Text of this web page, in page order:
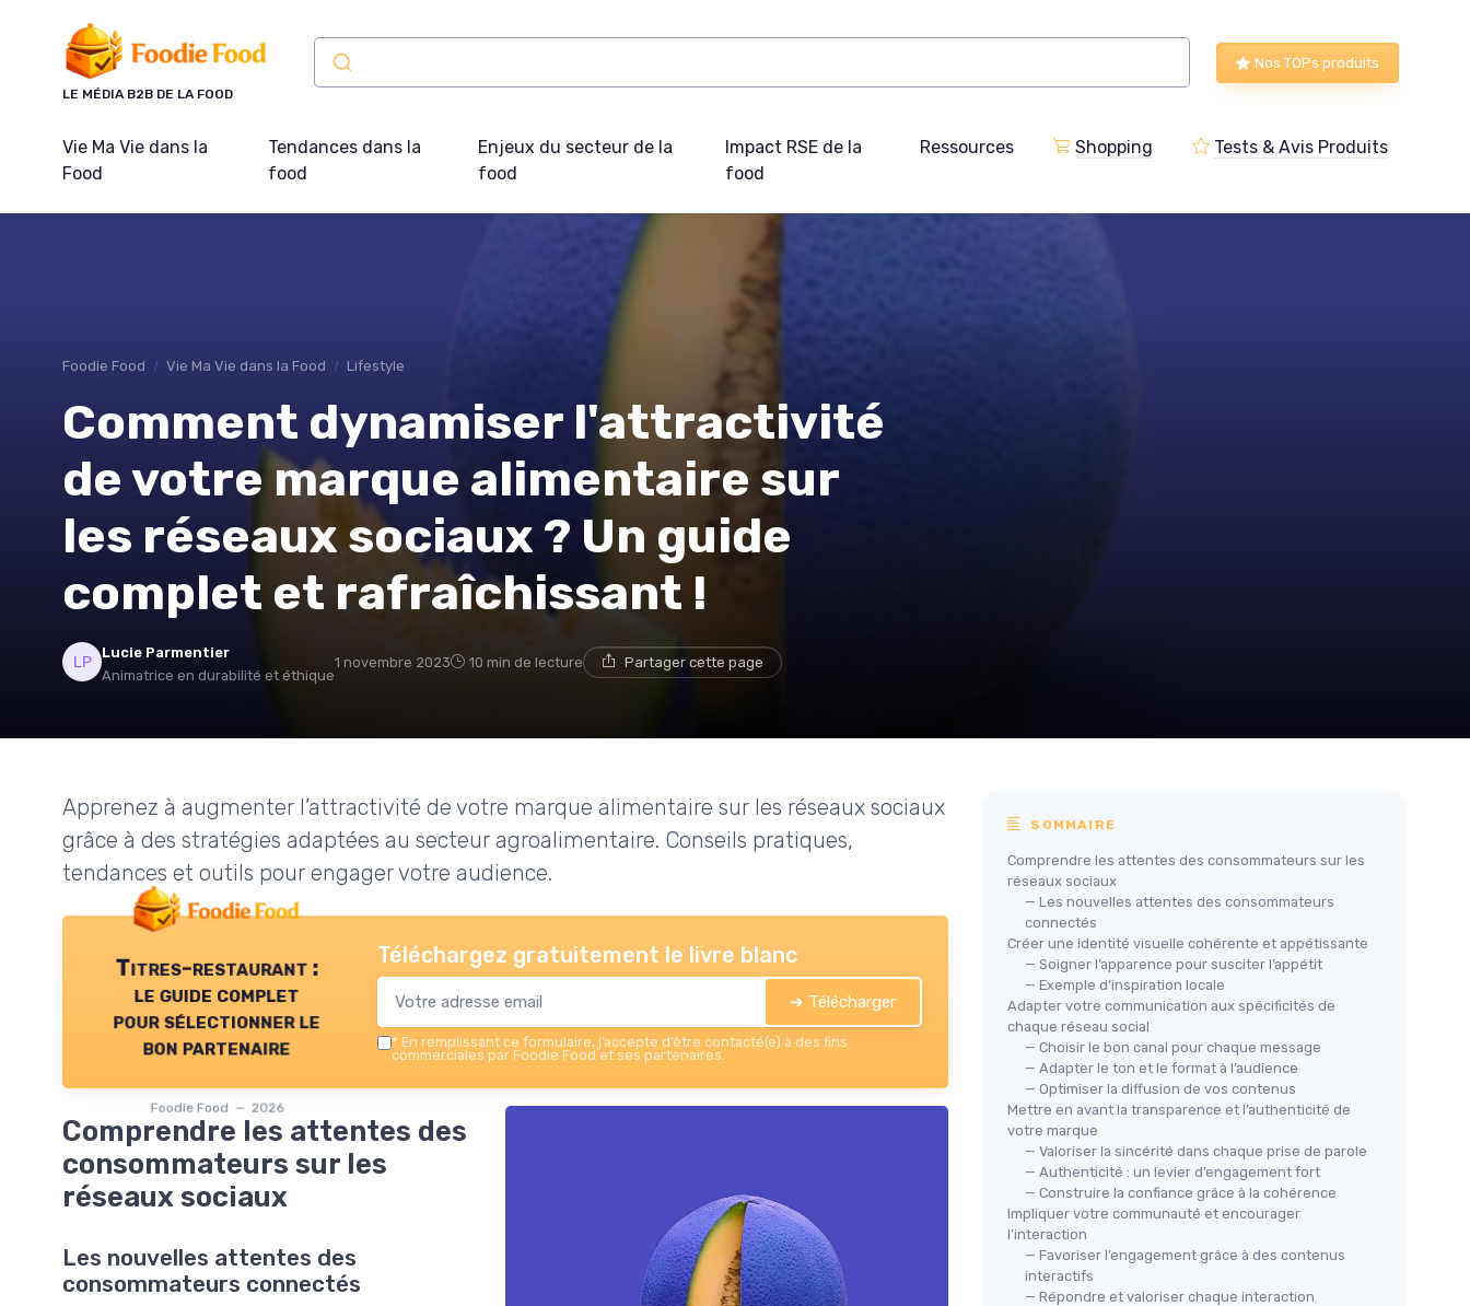
LE MÉDIA B2B DE LA FOOD
Nos TOPs produits
Vie Ma Vie dans la
Food
Tendances dans la
food
Enjeux du secteur de la
food
Impact RSE de la
food
Ressources Shopping Tests & Avis Produits
Foodie Food Vie Ma Vie dans la Food Lifestyle
Comment dynamiser l'attractivité
de votre marque alimentaire sur
les réseaux sociaux ? Un guide
complet et rafraîchissant !
Lucie Parmentier
Animatrice en durabilité et éthique
1 novembre 2023 10 min de lecture Partager cette page
Apprenez à augmenter l’attractivité de votre marque alimentaire sur les réseaux sociaux
grâce à des stratégies adaptées au secteur agroalimentaire. Conseils pratiques,
tendances et outils pour engager votre audience.
Titres-restaurant :
le guide complet
pour sélectionner le
bon partenaire
Foodie Food — 2026
Téléchargez gratuitement le livre blanc
➔ Télécharger
* En remplissant ce formulaire, j’accepte d’être contacté(e) à des fins
commerciales par Foodie Food et ses partenaires.
Comprendre les attentes des
consommateurs sur les
réseaux sociaux
Les nouvelles attentes des
consommateurs connectés
SOMMAIRE
Comprendre les attentes des consommateurs sur les
réseaux sociaux
— Les nouvelles attentes des consommateurs
connectés
Créer une identité visuelle cohérente et appétissante
— Soigner l’apparence pour susciter l’appétit
— Exemple d’inspiration locale
Adapter votre communication aux spécificités de
chaque réseau social
— Choisir le bon canal pour chaque message
— Adapter le ton et le format à l’audience
— Optimiser la diffusion de vos contenus
Mettre en avant la transparence et l’authenticité de
votre marque
— Valoriser la sincérité dans chaque prise de parole
— Authenticité : un levier d’engagement fort
— Construire la confiance grâce à la cohérence
Impliquer votre communauté et encourager
l’interaction
— Favoriser l’engagement grâce à des contenus
interactifs
— Répondre et valoriser chaque interaction